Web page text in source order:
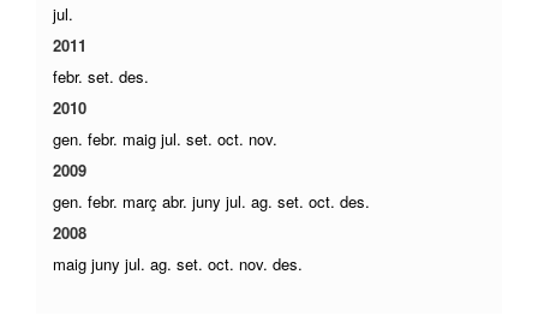
jul.
2011
febr. set. des.
2010
gen. febr. maig jul. set. oct. nov.
2009
gen. febr. març abr. juny jul. ag. set. oct. des.
2008
maig juny jul. ag. set. oct. nov. des.